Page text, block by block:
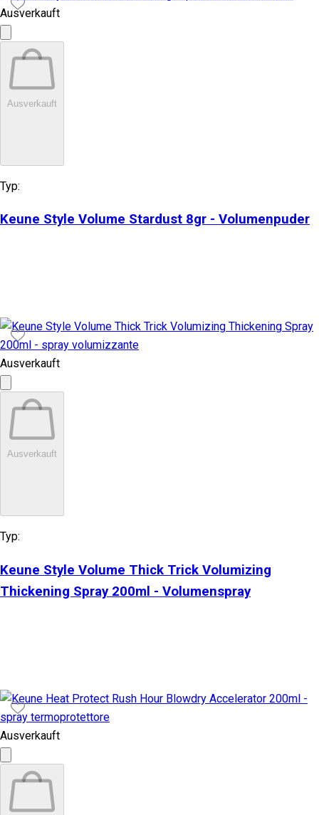
Ausverkauft
Ausverkauft
Typ:
Keune Style Volume Stardust 8gr - Volumenpuder
Ausverkauft
Ausverkauft
Typ:
Keune Style Volume Thick Trick Volumizing
Thickening Spray 200ml - Volumenspray
Ausverkauft